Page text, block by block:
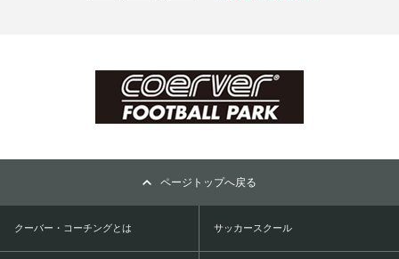
ページトップへ戻る
クーバー・コーチングとは サッカースクール